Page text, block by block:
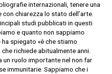
internazionali, tenere una
chiarezza lo stato dell’arte.
studi pubblicati in questi
e quanto non sappiamo
spiegato «è che stiamo
richiede abitualmente anni.
un ruolo importante nel non far
immunitarie. Sappiamo che i